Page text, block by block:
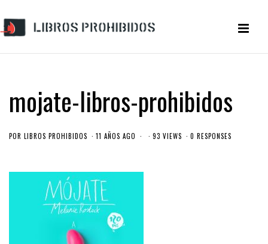
mojate-libros-prohibidos
POR LIBROS PROHIBIDOS 11 AÑOS AGO 93 VIEWS 0 RESPONSES